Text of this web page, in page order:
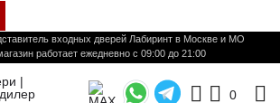
входных дверей Лабиринт в Москве и МО
работает ежедневно с 09:00 до 21:00
0